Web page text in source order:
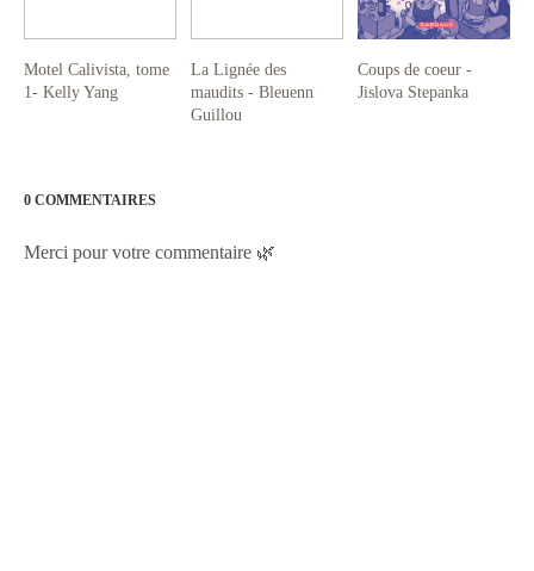
Motel Calivista, tome
1- Kelly Yang
La Lignée des
maudits - Bleuenn
Guillou
Coups de coeur -
Jislova Stepanka
0 COMMENTAIRES
Merci pour votre commentaire 🌿